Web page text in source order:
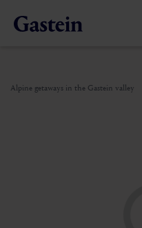
Alpine getaways in the Gastein valley